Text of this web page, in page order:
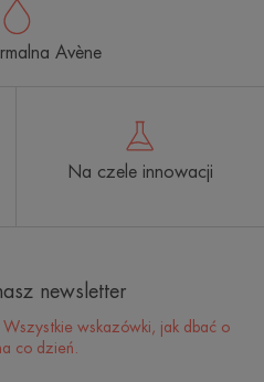
Avène
Na czele innowacji
newsletter
Wszystkie wskazówki, jak dbać o
co dzień.